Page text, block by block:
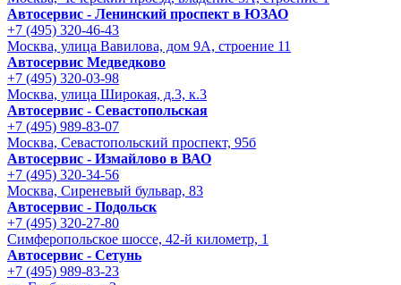
Автосервис - Ленинский проспект в ЮЗАО
+7 (495) 320-46-43
Москва, улица Вавилова, дом 9A, строение 11
Автосервис Медведково
+7 (495) 320-03-98
Москва, улица Широкая, д.3, к.3
Автосервис - Cевастопольская
+7 (495) 989-83-07
Москва, Севастопольский проспект, 95б
Автосервис - Измайлово в ВАО
+7 (495) 320-34-56
Москва, Сиреневый бульвар, 83
Автосервис - Подольск
+7 (495) 320-27-80
Симферопольское шоссе, 42-й километр, 1
Автосервис - Сетунь
+7 (495) 989-83-23